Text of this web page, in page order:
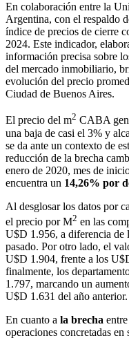
En colaboración entre la
Argentina, con el respaldo
índice de precios de cierre
2024. Este indicador,
información precisa sobre
del mercado inmobiliario,
evolución del precio
Ciudad de Buenos Aires.
El precio del m2 CABA
una baja de casi el 3% y
se da ante un contexto de
reducción de la brecha
enero de 2020, mes de
encuentra un 14,26% por
Al desglosar los datos por
el precio por M2 en las
U$D 1.956, a diferencia de
pasado. Por otro lado, el
U$D 1.904, frente a los
finalmente, los
1.797, marcando un
U$D 1.631 del año anterior.
En cuanto a la brecha
operaciones concretadas